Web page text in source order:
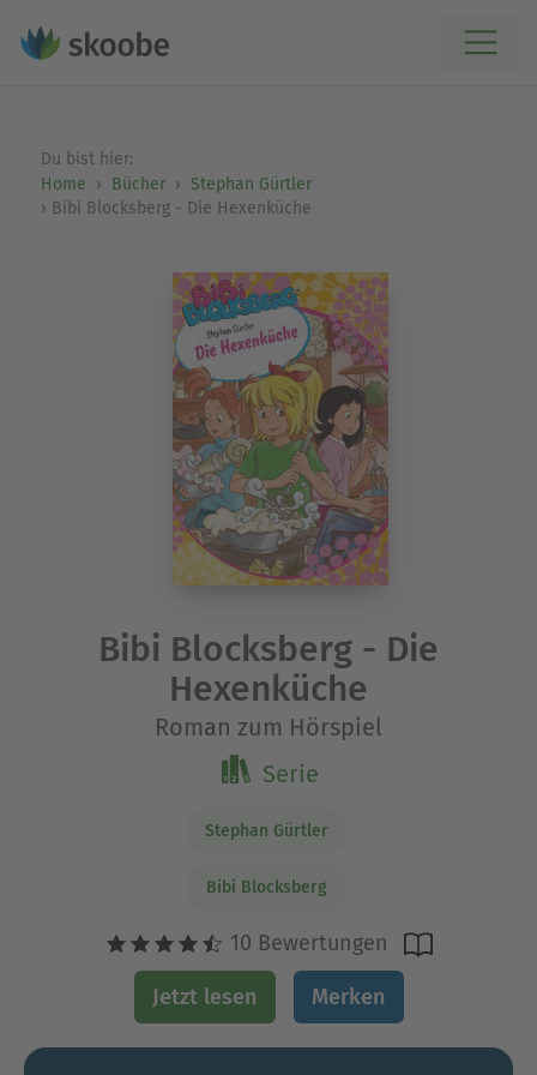
Du bist hier:
Home
Bücher
Stephan Gürtler
Bibi Blocksberg - Die Hexenküche
Bibi Blocksberg - Die
Hexenküche
Roman zum Hörspiel
Serie
Stephan Gürtler
Bibi Blocksberg
10 Bewertungen
Jetzt lesen Merken